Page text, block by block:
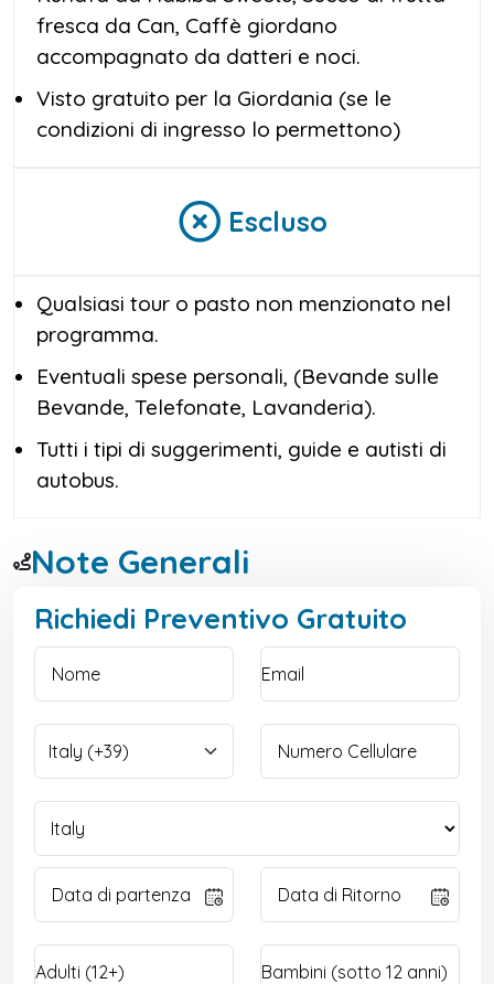
fresca da Can, Caffè giordano
accompagnato da datteri e noci.
Visto gratuito per la Giordania (se le
condizioni di ingresso lo permettono)
Escluso
Qualsiasi tour o pasto non menzionato nel
programma.
Eventuali spese personali, (Bevande sulle
Bevande, Telefonate, Lavanderia).
Tutti i tipi di suggerimenti, guide e autisti di
autobus.
Note Generali
Richiedi Preventivo Gratuito